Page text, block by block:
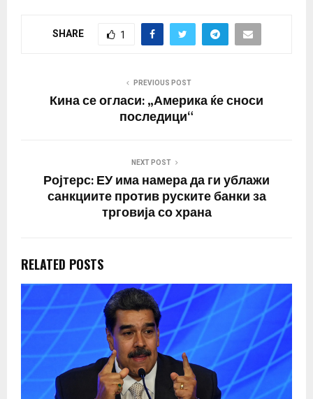
SHARE 1
PREVIOUS POST
Кина се огласи: „Америка ќе сноси
последици“
NEXT POST
Ројтерс: ЕУ има намера да ги ублажи
санкциите против руските банки за
трговија со храна
RELATED POSTS